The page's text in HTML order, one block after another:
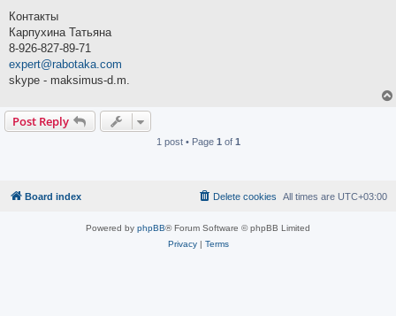
Контакты
Карпухина Татьяна
8-926-827-89-71
expert@rabotaka.com
skype - maksimus-d.m.
Post Reply
1 post • Page 1 of 1
Board index All times are UTC+03:00
Delete cookies
Powered by phpBB® Forum Software © phpBB Limited
Privacy| Terms